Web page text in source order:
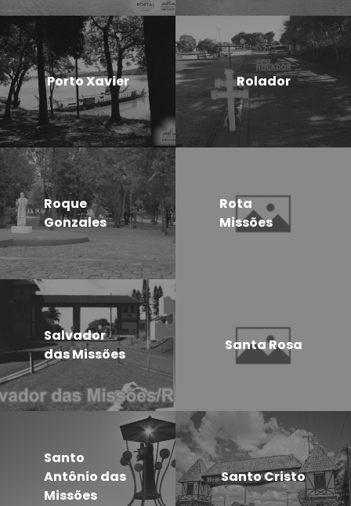
Porto Xavier Rolador
Roque
Gonzales
Rota
Missões
Salvador
das Missões
Santa Rosa
Santo
Antônio das
Missões
Santo Cristo